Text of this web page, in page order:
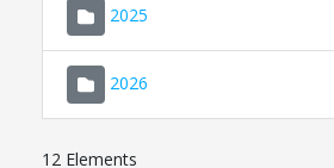
2025
2026
12 Elements